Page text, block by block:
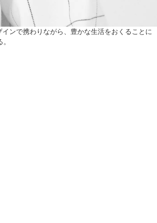
ンで携わりながら、豊かな生活をおくることに